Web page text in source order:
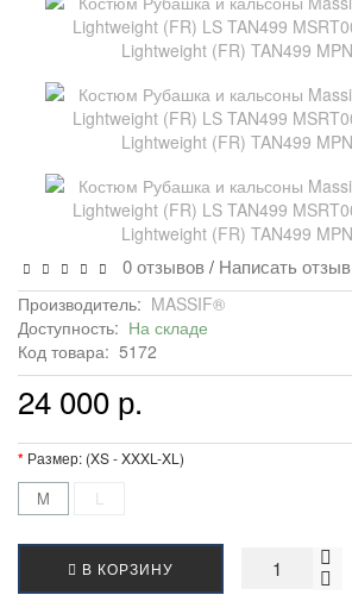
0 отзывов / Написать отзыв
Производитель: MASSIF®
Доступность: На складе
Код товара: 5172
24 000 р.
Размер: (XS - XXXL-XL)
M L
В КОРЗИНУ